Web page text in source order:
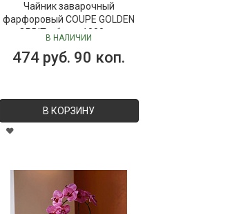
Чайник заварочный
фарфоровый COUPE GOLDEN
ORBIT, объем 1000 мл
В НАЛИЧИИ
474 руб. 90 коп.
В КОРЗИНУ